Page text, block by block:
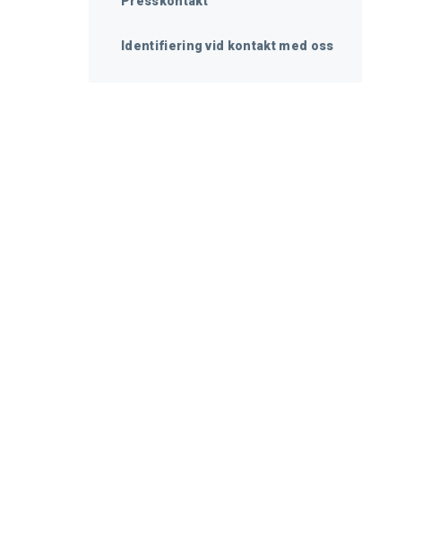
Identifiering vid kontakt med oss